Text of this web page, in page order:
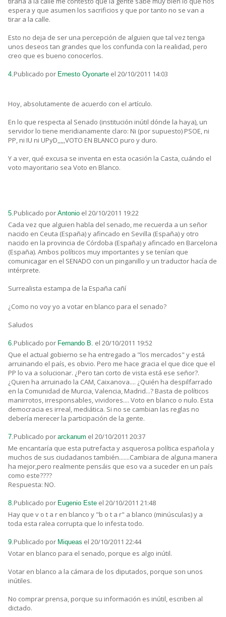
espera y que asumen los sacrificios y que por tanto no se van a
tirar a la calle.
Esto no deja de ser una percepción de alguien que tal vez tenga
unos deseos tan grandes que los confunda con la realidad, pero
creo que es bueno conocerlos.
4.Publicado por Ernesto Oyonarte el 20/10/2011 14:03
Hoy, absolutamente de acuerdo con el artículo.
En lo que respecta al Senado (institución inútil dónde la haya), un
servidor lo tiene meridianamente claro: Ni (por supuesto) PSOE, ni
PP, ni IU ni UPyD,,,,,VOTO EN BLANCO puro y duro.
Y a ver, qué excusa se inventa en esta ocasión la Casta, cuándo el
voto mayoritario sea Voto en Blanco.
5.Publicado por Antonio el 20/10/2011 19:22
Cada vez que alguien habla del senado, me recuerda a un señor
nacido en Ceuta (España) y afincado en Sevilla (España) y otro
nacido en la provincia de Córdoba (España) y afincado en Barcelona
(España). Ambos políticos muy importantes y se tenían que
comunicagar en el SENADO con un pinganillo y un traductor hacía de
intérprete.
Surrealista estampa de la España cañí
¿Como no voy yo a votar en blanco para el senado?
Saludos
6.Publicado por Fernando B. el 20/10/2011 19:52
Que el actual gobierno se ha entregado a "los mercados" y está
arruinando el país, es obvio. Pero me hace gracia el que dice que el
PP lo va a solucionar. ¿Pero tan corto de vista está ese señor?.
¿Quien ha arruinado la CAM, Caixanova.... ¿Quién ha despilfarrado
en la Comunidad de Murcia, Valencia, Madrid...? Basta de políticos
manirrotos, irresponsables, vividores.... Voto en blanco o nulo. Esta
democracia es irreal, mediática. Si no se cambian las reglas no
debería merecer la participación de la gente.
7.Publicado por arckanum el 20/10/2011 20:37
Me encantaría que esta putrefacta y asquerosa política española y
muchos de sus ciudadanos también.......Cambiara de alguna manera
ha mejor,pero realmente pensáis que eso va a suceder en un país
como este????
Respuesta: NO.
8.Publicado por Eugenio Este el 20/10/2011 21:48
Hay que v o t a r en blanco y "b o t a r" a blanco (minúsculas) y a
toda esta ralea corrupta que lo infesta todo.
9.Publicado por Miqueas el 20/10/2011 22:44
Votar en blanco para el senado, porque es algo inútil.
Votar en blanco a la cámara de los diputados, porque son unos
inútiles.
No comprar prensa, porque su información es inútil, escriben al
dictado.